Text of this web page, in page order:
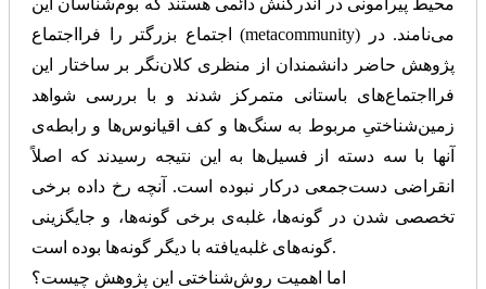
محیط پیرامونی در اندرکنش دائمی هستند که بوم‌شناسان این
اجتماع بزرگتر را فرااجتماع (metacommunity) می‌نامند. در
پژوهش حاضر دانشمندان از منظری کلان‌نگر بر ساختار این
فرا‌اجتماع‌های باستانی متمرکز شدند و با بررسی شواهد
زمین‌شناختیِ مربوط به سنگ‌ها و کف اقیانوس‌ها و رابطه‌ی
آنها با سه دسته از فسیل‌ها به این نتیجه رسیدند که اصلاً
انقراضی دست‌جمعی درکار نبوده است. آنچه رخ داده برخی
تخصصی شدن در گونه‌ها، غلبه‌ی برخی گونه‌ها، و جایگزینی
گونه‌های غلبه‌یافته با دیگر گونه‌ها بوده است.
اما اهمیت روش‌شناختی این پژوهش چیست؟